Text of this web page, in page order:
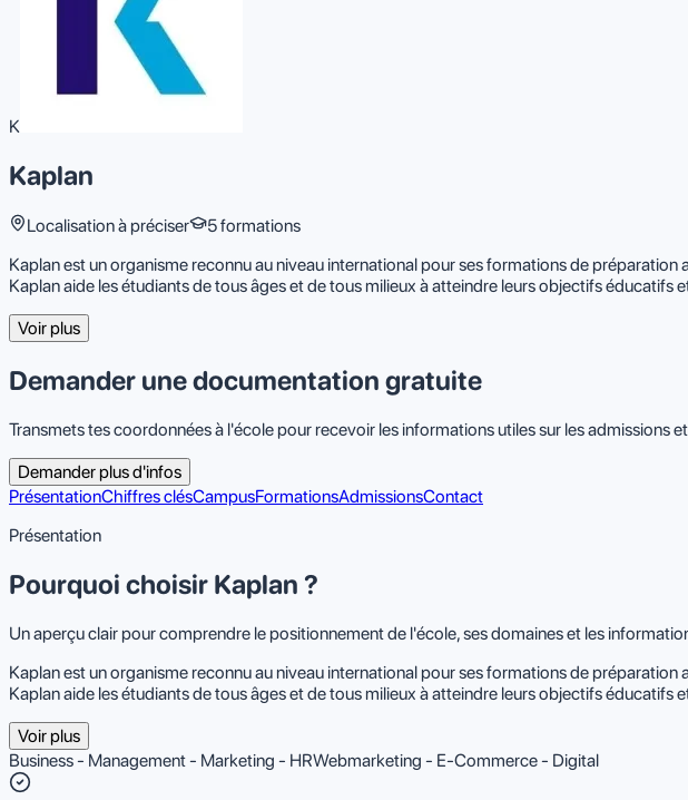
K
Kaplan
Localisation à préciser
5 formations
Kaplan est un organisme reconnu au niveau international pour ses formations de
Kaplan aide les étudiants de tous âges et de tous milieux à atteindre leurs objectifs éducatifs
Voir plus
Demander une documentation gratuite
Transmets tes coordonnées à l'école pour recevoir les informations utiles sur les admissions
Demander plus d'infos
PrésentationChiffres clésCampusFormationsAdmissionsContact
Présentation
Pourquoi choisir Kaplan ?
Un aperçu clair pour comprendre le positionnement de l'école, ses domaines et les
Kaplan est un organisme reconnu au niveau international pour ses formations de
Kaplan aide les étudiants de tous âges et de tous milieux à atteindre leurs objectifs éducatifs
Voir plus
Business - Management - Marketing - HRWebmarketing - E-Commerce - Digital